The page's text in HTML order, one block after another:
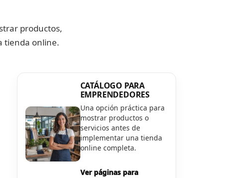
productos,
tienda online.
CATÁLOGO PARA
EMPRENDEDORES
Una opción práctica para
mostrar productos o
servicios antes de
implementar una tienda
online completa.
Ver páginas para